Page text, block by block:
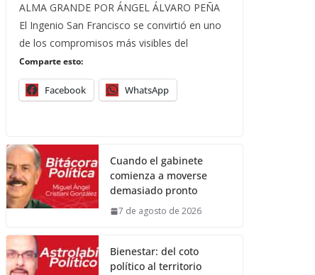
ALMA GRANDE POR ÁNGEL ÁLVARO PEÑA
El Ingenio San Francisco se convirtió en uno
de los compromisos más visibles del
Comparte esto:
Facebook WhatsApp
Cuando el gabinete
comienza a moverse
demasiado pronto
7 de agosto de 2026
Bienestar: del coto
político al territorio